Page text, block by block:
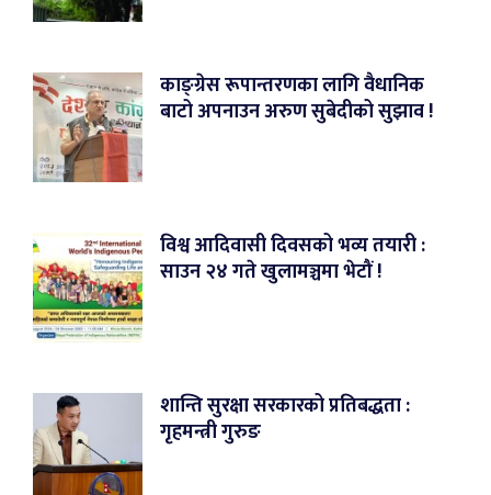
काङ्ग्रेस रूपान्तरणका लागि वैधानिक
बाटो अपनाउन अरुण सुबेदीको सुझाव !
विश्व आदिवासी दिवसको भव्य तयारी :
साउन २४ गते खुलामञ्चमा भेटौं !
शान्ति सुरक्षा सरकारको प्रतिबद्धता :
गृहमन्त्री गुरुङ